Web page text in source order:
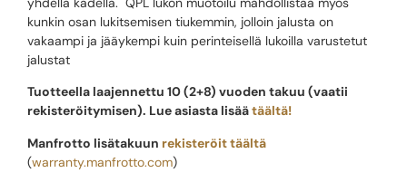
kunkin osan lukitsemisen tiukemmin, jolloin jalusta on
vakaampi ja jääykempi kuin perinteisellä lukoilla varustetut
jalustat
Tuotteella laajennettu 10 (2+8) vuoden takuu (vaatii
rekisteröitymisen). Lue asiasta lisäätäältä!
Manfrotto lisätakuun rekisteröit täältä
(warranty.manfrotto.com)